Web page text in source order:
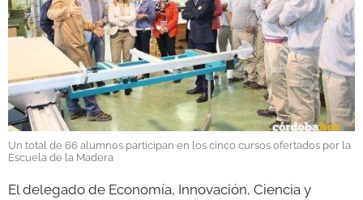
Un total de 66 alumnos participan en los cinco cursos ofertados por la
Escuela de la Madera
El delegado de Economía, Innovación, Ciencia y